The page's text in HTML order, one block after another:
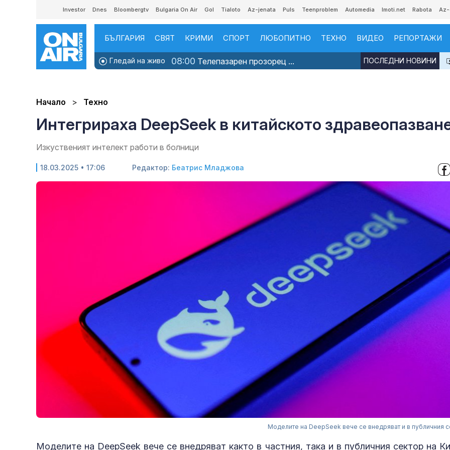
Investor Dnes Bloombergtv Bulgaria On Air Gol Tialoto Az-jenata Puls Teenproblem Automedia Imoti.net Rabota
БЪЛГАРИЯ СВЯТ КРИМИ СПОРТ ЛЮБОПИТНО ТЕХНО ВИДЕО РЕПОРТАЖИ
Гледай на живо 08:00 Телепазарен прозорец ... ПОСЛЕДНИ НОВИНИ
Начало Техно
Интегрираха DeepSeek в китайското
Изкуственият интелект работи в болници
18.03.2025 • 17:06 Редактор: Беатрис Младжова
Моделите на DeepSeek вече се внедряват и в публичния
Моделите на DeepSeek вече се внедряват както в частния, така и в публичния сектор на